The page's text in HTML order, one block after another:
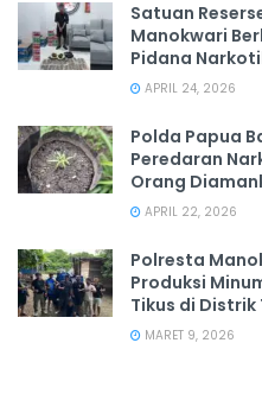
Satuan
Manokwari
Pidana
APRIL 24, 2026
Polda Papua
Peredaran
Orang
APRIL 22, 2026
Polresta
Produksi
Tikus di Distrik
MARET 9, 2026